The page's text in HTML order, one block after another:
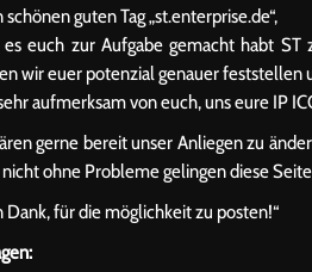
schönen guten Tag „st.enterprise.de“,
euch zur Aufgabe gemacht habt
wir euer potenzial genauer feststellen
aufmerksam von euch, uns eure IP
gerne bereit unser Anliegen zu
ohne Probleme gelingen diese
Dank, für die möglichkeit zu posten!“